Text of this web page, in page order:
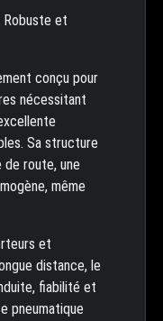
Robuste et
conçu pour
nécessitant
Sa structure
de route, une
même
et
distance, le
fiabilité et
pneumatique